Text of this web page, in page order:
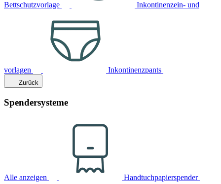
Bettschutzvorlage Inkontinenzein- und
vorlagen Inkontinenzpants
Zurück
Spendersysteme
Alle anzeigen Handtuchpapierspender